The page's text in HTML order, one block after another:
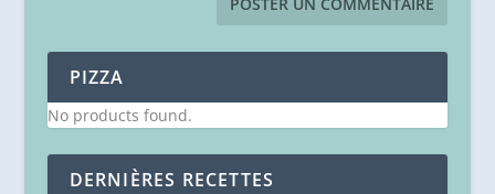
PIZZA
No products found.
DERNIÈRES RECETTES